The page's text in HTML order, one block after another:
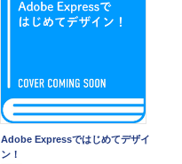
Adobe Expressではじめてデザイ
ン！